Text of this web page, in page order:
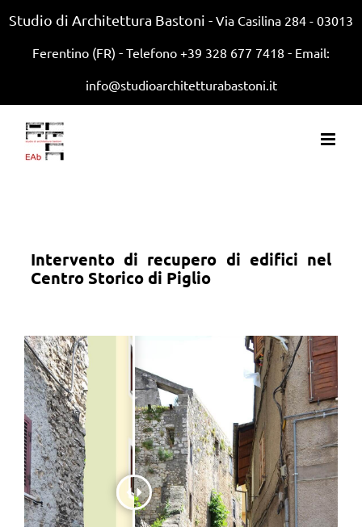
Studio di Architettura Bastoni - Via Casilina 284 - 03013
Ferentino (FR) - Telefono +39 328 677 7418 - Email:
info@studioarchitetturabastoni.it
Intervento di recupero di edifici nel
Centro Storico di Piglio